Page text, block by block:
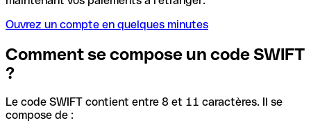
Ouvrez un compte en quelques minutes
Comment se compose un code SWIFT
?
Le code SWIFT contient entre 8 et 11 caractères. Il se
compose de :